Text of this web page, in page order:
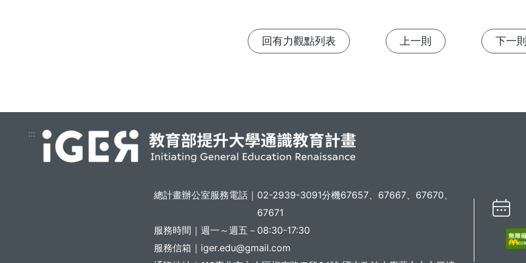
回有力觀點列表 上一則 下一
:::
總計畫辦公室服務電話｜ 02-2939-3091分機67657、67667、67670、
67671
服務時間｜ 週一～週五－08:30-17:30
服務信箱｜ iger.edu@gmail.com